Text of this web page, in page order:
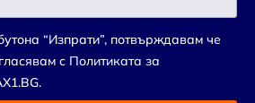
“Изпрати”, потвърждавам че
с Политиката за